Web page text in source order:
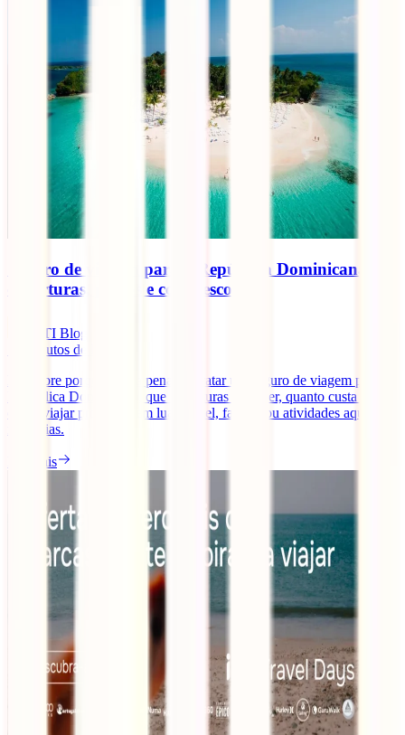
Seguro de viagem para a República Dominicana:
coberturas, preços e como escolher
IATI Blog
minutos de leitura
Descobre porque vale a pena contratar um seguro de viagem para a
República Dominicana, que coberturas escolher, quanto custa e
como viajar protegido em lua de mel, família ou atividades aquáticas
nas férias.
Ler mais